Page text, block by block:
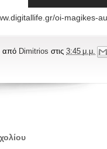
oi-magikes-
από Dimitrios στις 3:45 μ.μ.